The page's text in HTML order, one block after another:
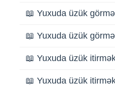
📖 Yuxuda üzük
📖 Yuxuda üzük
📖 Yuxuda üzük
📖 Yuxuda üzük